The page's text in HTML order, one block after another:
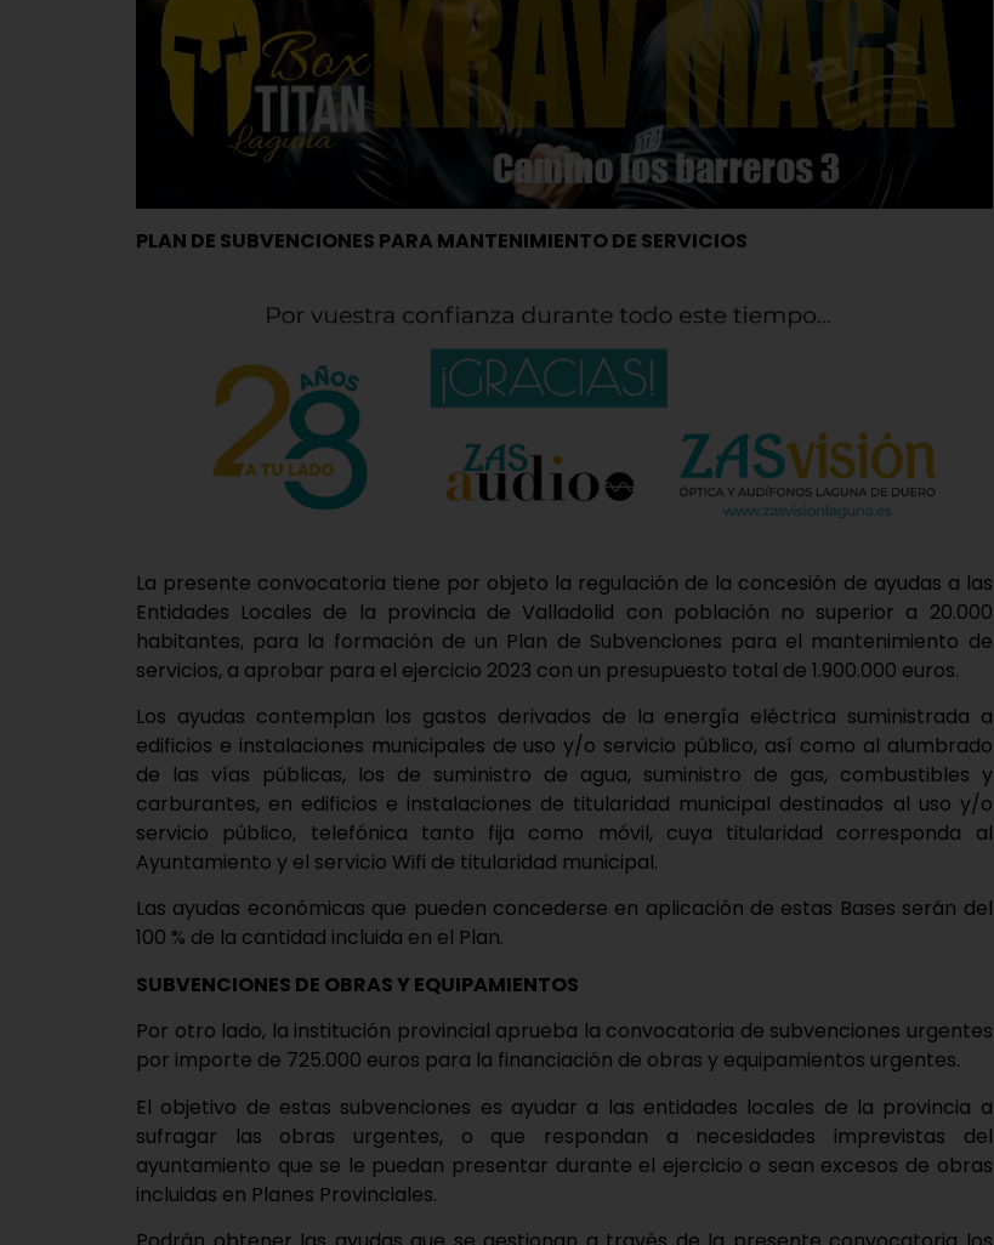
PLAN DE SUBVENCIONES PARA MANTENIMIENTO DE SERVICIOS
La presente convocatoria tiene por objeto la regulación de la concesión de ayudas a las
Entidades Locales de la provincia de Valladolid con población no superior a 20.000
habitantes, para la formación de un Plan de Subvenciones para el mantenimiento de
servicios, a aprobar para el ejercicio 2023 con un presupuesto total de 1.900.000 euros.
Los ayudas contemplan los gastos derivados de la energía eléctrica suministrada a
edificios e instalaciones municipales de uso y/o servicio público, así como al alumbrado
de las vías públicas, los de suministro de agua, suministro de gas, combustibles y
carburantes, en edificios e instalaciones de titularidad municipal destinados al uso y/o
servicio público, telefónica tanto fija como móvil, cuya titularidad corresponda al
Ayuntamiento y el servicio Wifi de titularidad municipal.
Las ayudas económicas que pueden concederse en aplicación de estas Bases serán del
100 % de la cantidad incluida en el Plan.
SUBVENCIONES DE OBRAS Y EQUIPAMIENTOS
Por otro lado, la institución provincial aprueba la convocatoria de subvenciones urgentes
por importe de 725.000 euros para la financiación de obras y equipamientos urgentes.
El objetivo de estas subvenciones es ayudar a las entidades locales de la provincia a
sufragar las obras urgentes, o que respondan a necesidades imprevistas del
ayuntamiento que se le puedan presentar durante el ejercicio o sean excesos de obras
incluidas en Planes Provinciales.